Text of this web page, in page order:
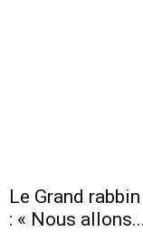
Le Grand
: « Nous allons...